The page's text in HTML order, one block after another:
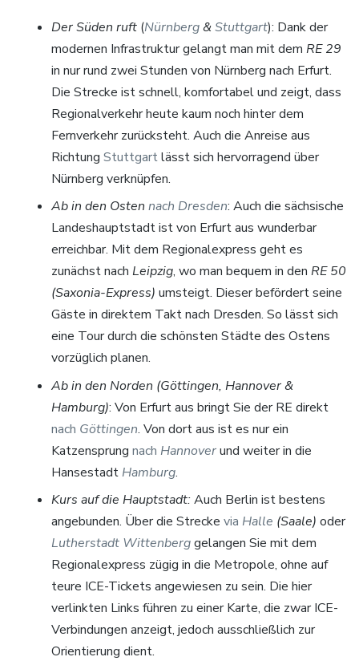
Der Süden ruft(Nürnberg&Stuttgart): Dank der
modernen Infrastruktur gelangt man mit dem RE 29
in nur rund zwei Stunden von Nürnberg nach Erfurt.
Die Strecke ist schnell, komfortabel und zeigt, dass
Regionalverkehr heute kaum noch hinter dem
Fernverkehr zurücksteht. Auch die Anreise aus
Richtung Stuttgartlässt sich hervorragend über
Nürnberg verknüpfen.
Ab in den Osten nach Dresden: Auch die sächsische
Landeshauptstadt ist von Erfurt aus wunderbar
erreichbar. Mit dem Regionalexpress geht es
zunächst nach Leipzig, wo man bequem in den RE 50
(Saxonia-Express) umsteigt. Dieser befördert seine
Gäste in direktem Takt nach Dresden. So lässt sich
eine Tour durch die schönsten Städte des Ostens
vorzüglich planen.
Ab in den Norden (Göttingen, Hannover &
Hamburg): Von Erfurt aus bringt Sie der RE direkt
nach Göttingen. Von dort aus ist es nur ein
Katzensprung nach Hannoverund weiter in die
Hansestadt Hamburg.
Kurs auf die Hauptstadt:Auch Berlin ist bestens
angebunden. Über die Strecke via Halle (Saale) oder
Lutherstadt Wittenberggelangen Sie mit dem
Regionalexpress zügig in die Metropole, ohne auf
teure ICE-Tickets angewiesen zu sein. Die hier
verlinkten Links führen zu einer Karte, die zwar ICE-
Verbindungen anzeigt, jedoch ausschließlich zur
Orientierung dient.